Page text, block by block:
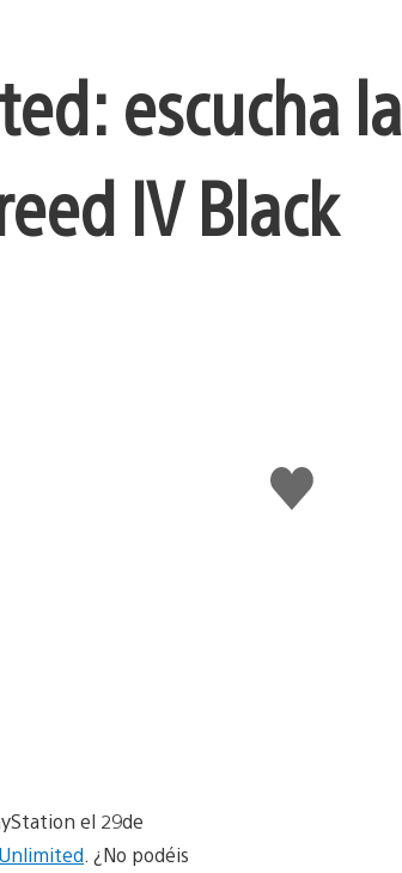
escucha la
IV Black
Me
gusta
el 29de
. ¿No podéis